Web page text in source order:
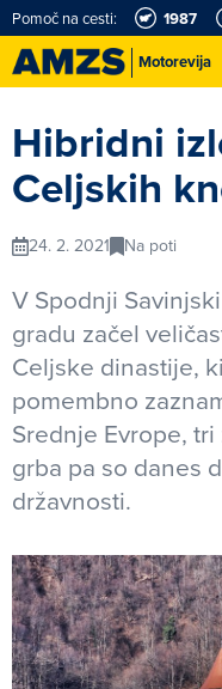
Motorevija
Pomoč na cesti: 1987
Hibridni
Celjskih
24. 2. 2021 Na poti
V Spodnji
gradu začel
Celjske dinastije,
pomembno
Srednje Evrope,
grba pa so danes
državnosti.